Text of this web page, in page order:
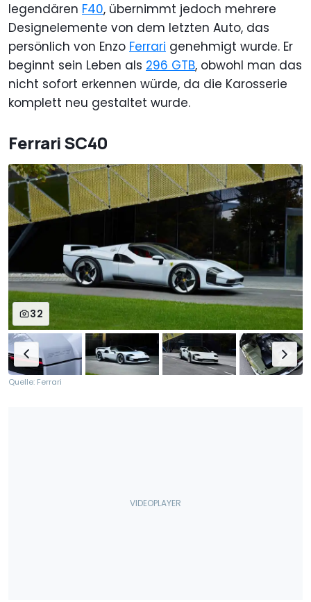
legendären F40, übernimmt jedoch mehrere
Designelemente von dem letzten Auto, das
persönlich von Enzo Ferrari genehmigt wurde. Er
beginnt sein Leben als 296 GTB, obwohl man das
nicht sofort erkennen würde, da die Karosserie
komplett neu gestaltet wurde.
Ferrari SC40
32
Quelle: Ferrari